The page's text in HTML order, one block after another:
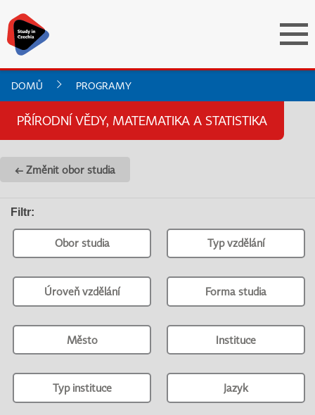
DOMŮ PROGRAMY
PŘÍRODNÍ VĚDY, MATEMATIKA A STATISTIKA
← Změnit obor studia
Filtr:
Obor studia Typ vzdělání
Úroveň vzdělání Forma studia
Město Instituce
Typ instituce Jazyk